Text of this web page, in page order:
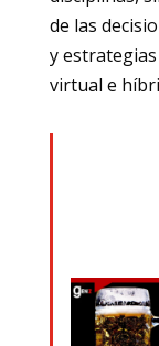
de las
y
virtual e